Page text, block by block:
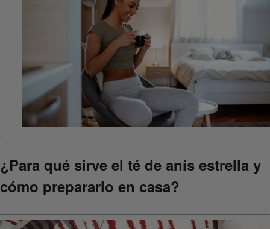
¿Para qué sirve el té de anís estrella y
cómo prepararlo en casa?